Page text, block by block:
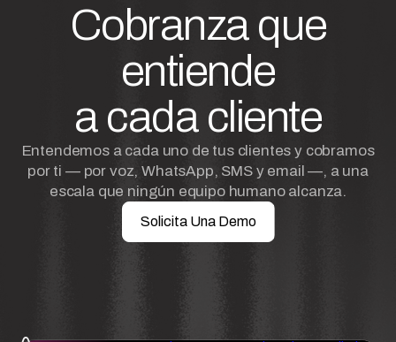
Cobranza que
entiende
a cada cliente
Entendemos a cada uno de tus clientes y cobramos
por ti — por voz, WhatsApp, SMS y email —, a una
escala que ningún equipo humano alcanza.
Solicita Una Demo